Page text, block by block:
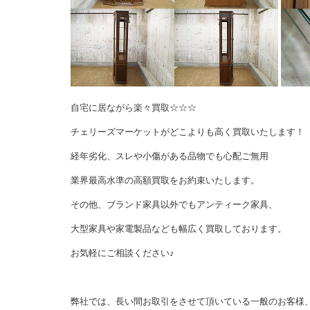
自宅に居ながら楽々買取☆☆☆
チェリーズマーケットがどこよりも高く買取いたします！
経年劣化、スレや小傷がある品物でも心配ご無用
業界最高水準の高額買取をお約束いたします。
その他、ブランド家具以外でもアンティーク家具、
大型家具や家電製品なども幅広く買取しております。
お気軽にご相談ください♪
弊社では、長い間お取引をさせて頂いている一般のお客様